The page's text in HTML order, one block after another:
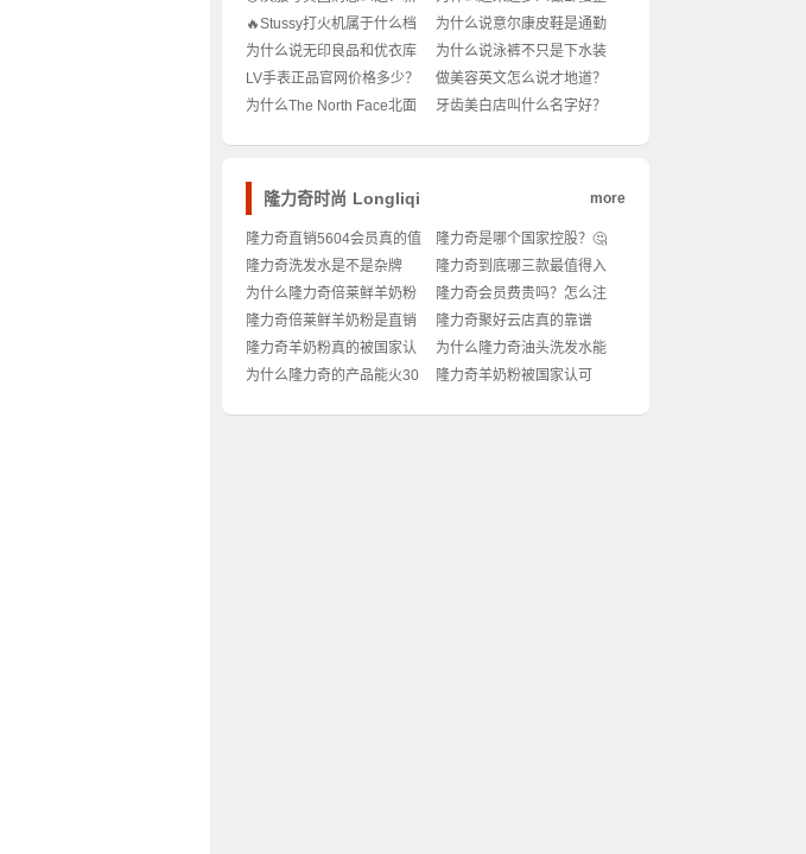
么？🔥
搭？🌿
手必看的拍摄攻略！✨
形手术？✨真能变初恋脸
吗？👀
🔥Stussy打火机属于什么档
次？潮牌经典单品价值解
析！
为什么说意尔康皮鞋是通勤
男士的性价比之光？💼怎么
穿才不老气还显质感？
为什么说无印良品和优衣库
穿搭风格差这么多？🛍️怎么
穿才不撞款还显质感？
为什么说泳裤不只是下水装
备？🌊男生夏日穿搭怎么选
才显腿长又时髦？
LV手表正品官网价格多少？
⌚️想入手却怕买贵了？最新
做美容英文怎么说才地道？
💆‍♀️这些表达不学真的亏大
为什么The North Face北面
牙齿美白店叫什么名字好？
隆力奇时尚 Longliqi more
隆力奇直销5604会员真的值
得加入吗？🤔
隆力奇是哪个国家控股？🤔
揭秘品牌背景！
隆力奇洗发水是不是杂牌
子？国货老品牌到底值不值
得冲？🤔
隆力奇到底哪三款最值得入
手？国货护肤界的“老网红”还
能打吗？🤔
为什么隆力奇倍莱鲜羊奶粉
能成国货奶粉新宠？🍼成分
真的更适合亚洲体质吗？🔥
隆力奇会员费贵吗？怎么注
册最划算？💰
隆力奇倍莱鲜羊奶粉是直销
吗？🤔揭秘背后的销售模式
隆力奇聚好云店真的靠谱
吗？姐妹们快看！
隆力奇羊奶粉真的被国家认
可吗？成分安全吗？
为什么隆力奇油头洗发水能
拯救我的大油田？💦控油还
为什么隆力奇的产品能火30
隆力奇羊奶粉被国家认可